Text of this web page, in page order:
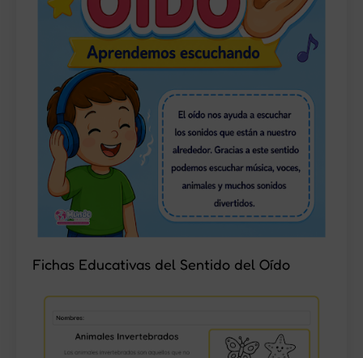
Fichas Educativas del Sentido del Oído